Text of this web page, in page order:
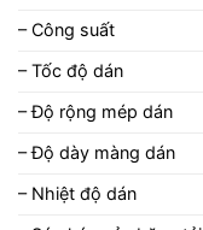
– Công suất
– Tốc độ dán
– Độ rộng mép dán
– Độ dày màng dán
– Nhiệt độ dán